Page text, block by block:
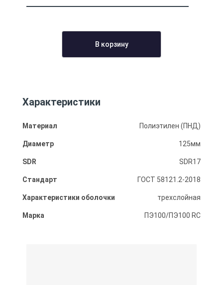
В корзину
Характеристики
Материал Полиэтилен (ПНД)
Диаметр 125мм
SDR SDR17
Стандарт ГОСТ 58121.2-2018
Характеристики оболочки трехслойная
Марка ПЭ100/ПЭ100 RC